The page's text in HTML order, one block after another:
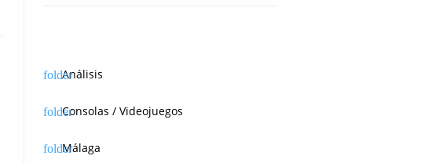
Análisis
Consolas / Videojuegos
Málaga